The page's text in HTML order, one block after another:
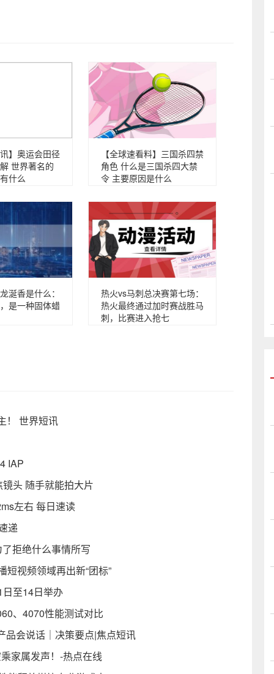
】奥运会田径
世界著名的
什么
【全球速看料】三国杀四禁
角色 什么是三国杀四大禁
令 主要原因是什么
涎香是什么：
是一种固体蜡
热火vs马刺总决赛第七场：
热火最终通过加时赛战胜马
刺，比赛进入抢七
！ 世界短讯
IAP
头 随手就能拍大片
左右 每日速读
递
拒绝什么事情所写
短视频领域再出新“团标”
至14日举办
、4070性能测试对比
品会说话｜决策要点|焦点短讯
家属发声！-热点在线